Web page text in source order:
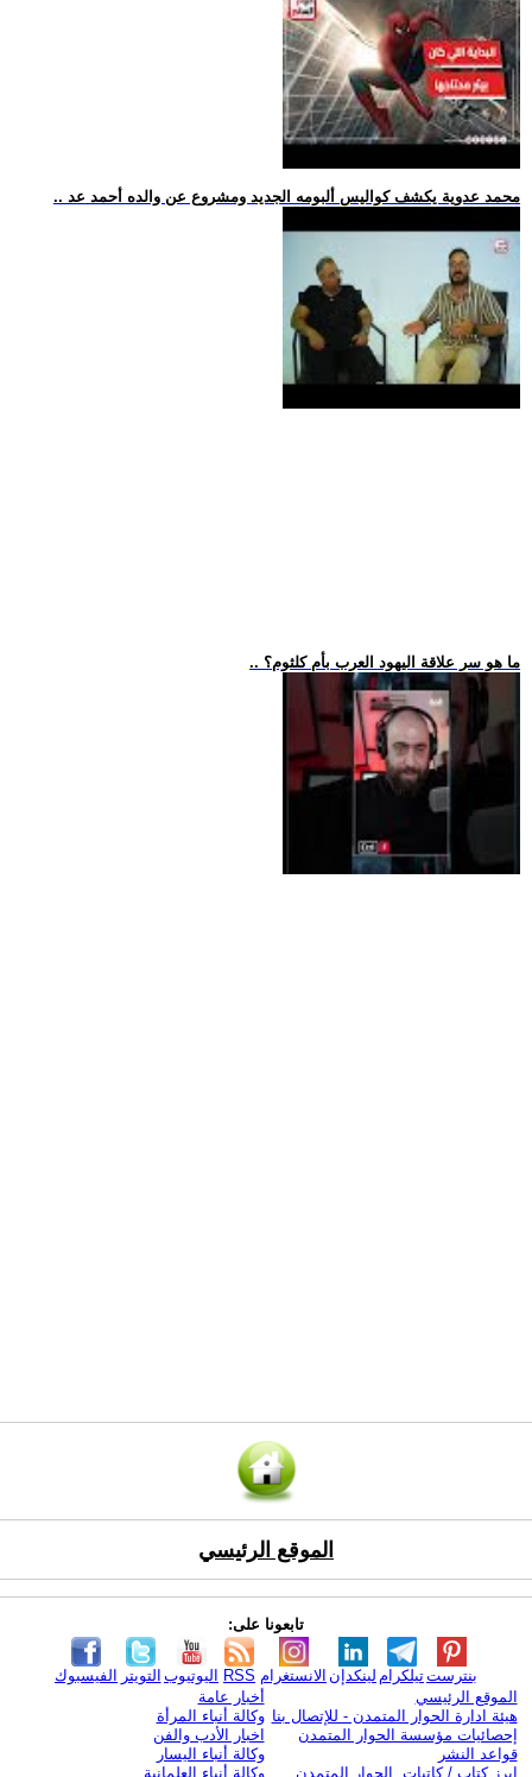
.. محمد عدوية يكشف كواليس ألبومه الجديد ومشروع عن والده أحمد عد
.. ما هو سر علاقة اليهود العرب بأم كلثوم؟
الموقع الرئيسي
تابعونا على:
الفيسبوك التويتر اليوتيوب RSS الانستغرام لينكدإن تيلكرامبنترست
الموقع الرئيسي
هيئة ادارة الحوار المتمدن - للإتصال بنا
إحصائيات مؤسسة الحوار المتمدن
قواعد النشر
ابرز كتاب / كاتبات الحوار المتمدن
أخبار عامة
وكالة أنباء المرأة
اخبار الأدب والفن
وكالة أنباء اليسار
وكالة أنباء العلمانية